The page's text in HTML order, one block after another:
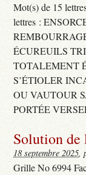
Mot(s) de 15
lettres :
ÉCUREUILS
TOTALEMENT
S’ÉTIOLER
OU VAUTOUR
PORTÉE
Solution
18 septembre 2025,
Grille No 6994